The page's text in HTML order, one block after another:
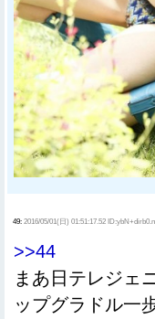
49: 2016/05/01(日) 01:51:17.52
>>44
まあ日テレジェ
ップグラドル一